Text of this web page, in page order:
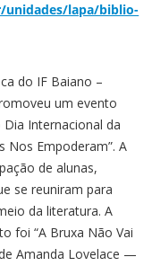
lapa/biblio-
do IF Baiano –
um evento
Internacional da
Nos Empoderam”. A
de alunas,
se reuniram para
da literatura. A
foi “A Bruxa Não Vai
Amanda Lovelace —